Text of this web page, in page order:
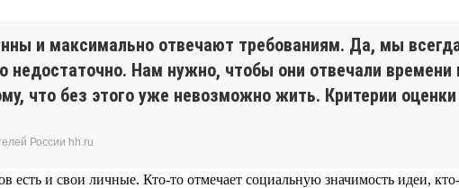
и максимально отвечают требованиям. Да, мы
недостаточно. Нам нужно, чтобы они отвечали
что без этого уже невозможно жить. Критерии
России hh.ru
и свои личные. Кто-то отмечает социальную значимость идеи,